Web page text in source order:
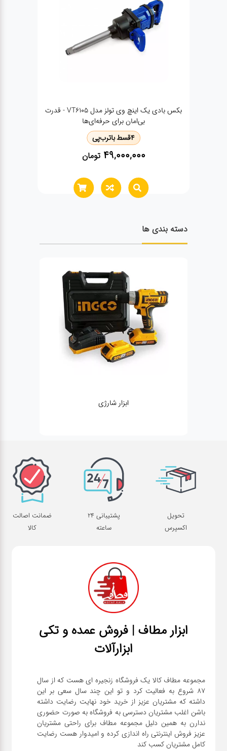
بکس بادی یک اینچ وی تولز مدل VT6105 - قدرت
کمپرسور هوا فندکی اینکو تک سیلندر AAC1408
3,900,000
دسته بندی ها
تحویل
اکسپرس
پشتیبانی 24
ساعته
ضمانت اصالت
کالا
ابزار مطاف | فروش عمده و تکی
ابزارآلات
مجموعه مطاف کالا یک فروشگاه زنجیره ای هست که از سال
۸۷ شروع به فعالیت کرد و تو این چند سال سعی بر این
داشته که مشتریان عزیز از خرید خود نهایت رضایت داشته
باشن اغلب مشتریان دسترسی به فروشگاه به صورت حضوری
ندارن به همین دلیل مجموعه مطاف برای راحتی مشتریان
عزیز فروش اینترنتی راه اندازی کرده و امیدوار هست رضایت
کامل مشتریان کسب کند